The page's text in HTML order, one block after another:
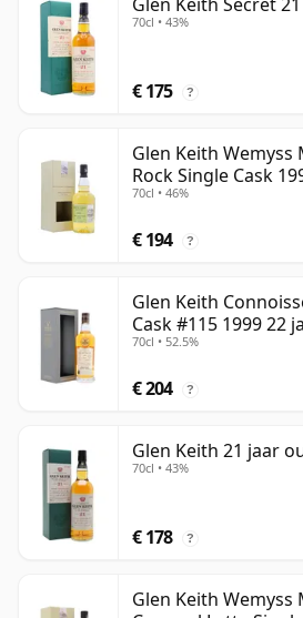
70cl • 43%
€ 175 ?
Glen Keith
Rock Single Cask
70cl • 46%
€ 194 ?
Glen Keith
Cask #115 1999 22
70cl • 52.5%
€ 204 ?
Glen Keith 21 jaar
70cl • 43%
€ 178 ?
Glen Keith Wemyss